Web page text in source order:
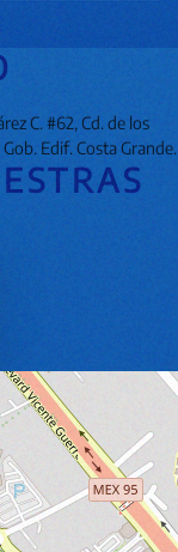
C. #62, Cd. de los
Edif. Costa Grande.